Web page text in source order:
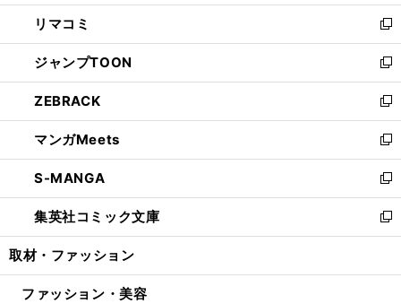
ウ
で
開
く
ン
ド
ウ
で
開
く
ウ
ィ
ン
ド
ウ
で
開
く
し
い
ウ
ィ
ン
ド
ウ
で
開
く
リマコミ
新
し
い
ウ
ィ
ン
ド
ウ
で
開
く
ジャンプTOON
新
し
い
ウ
ィ
ン
ド
ウ
で
開
ZEBRACK
新
し
い
ウ
ィ
ン
ド
ウ
開
マンガMeets
新
し
い
ウ
ィ
ン
ウ
S-MANGA
新
し
い
ウ
ン
集英社コミック文庫
新
し
ウ
取材・ファッション
ファッション・美容